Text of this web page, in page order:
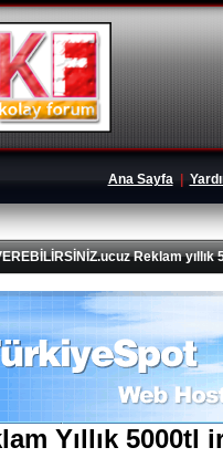
Ana Sayfa|
Reklam yıllık
Yıllık